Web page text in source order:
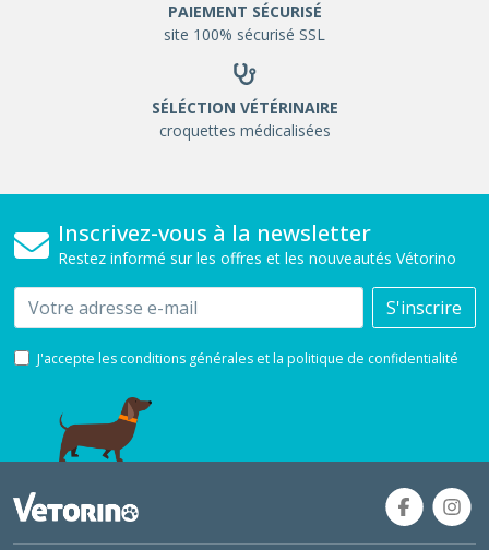
PAIEMENT SÉCURISÉ
site 100% sécurisé SSL
SÉLÉCTION VÉTÉRINAIRE
croquettes médicalisées
Inscrivez-vous à la newsletter
Restez informé sur les offres et les nouveautés Vétorino
Email S'inscrire
J'accepte les conditions générales et la politique de confidentialité